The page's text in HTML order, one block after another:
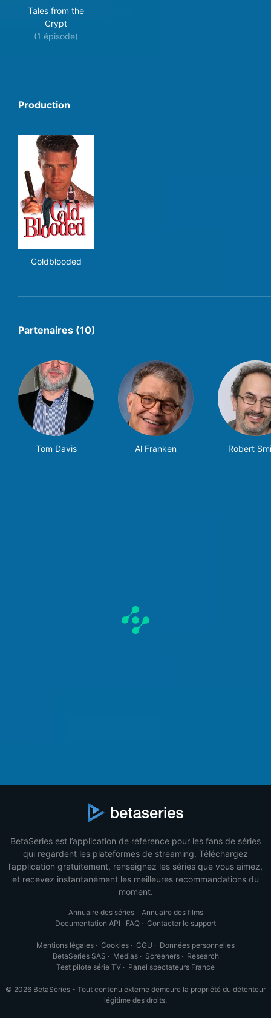
Tales from the
Crypt
(1 épisode)
Production
Coldblooded
Partenaires (10)
Tom Davis Al Franken Robert
BetaSeries est l’application de référence pour les fans de séries
qui regardent les plateformes de streaming. Téléchargez
l’application gratuitement, renseignez les séries que vous aimez,
et recevez instantanément les meilleures recommandations du
moment.
Annuaire des séries· Annuaire des films
Documentation API · FAQ · Contacter le support
Mentions légales · Cookies · CGU · Données personnelles
BetaSeries SAS · Medias· Screeners· Research
Test pilote série TV · Panel spectateurs France
© 2026 BetaSeries - Tout contenu externe demeure la propriété du détenteur
légitime des droits.